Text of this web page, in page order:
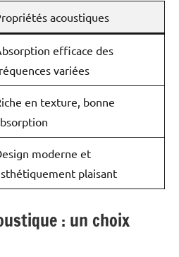
acoustiques
efficace des
variées
en texture, bonne
moderne et
plaisant
: un choix